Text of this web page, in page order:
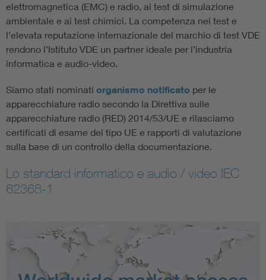
elettromagnetica (EMC) e radio, ai test di simulazione
ambientale e ai test chimici. La competenza nei test e
l’elevata reputazione internazionale del marchio di test VDE
rendono l’Istituto VDE un partner ideale per l’industria
informatica e audio-video.
Siamo stati nominati organismo notificato per le
apparecchiature radio secondo la Direttiva sulle
apparecchiature radio (RED) 2014/53/UE e rilasciamo
certificati di esame del tipo UE e rapporti di valutazione
sulla base di un controllo della documentazione.
Lo standard informatico e audio / video IEC
62368-1